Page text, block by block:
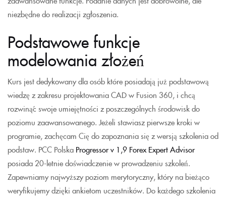
niezbędne do realizacji zgłoszenia.
Podstawowe funkcje
modelowania złożeń
Kurs jest dedykowany dla osób które posiadają już podstawową
wiedzę z zakresu projektowania CAD w Fusion 360, i chcą
rozwinąć swoje umiejętności z poszczególnych środowisk do
poziomu zaawansowanego. Jeżeli stawiasz pierwsze kroki w
programie, zachęcam Cię do zapoznania się z wersją szkolenia od
podstaw. PCC Polska Progressor v 1,9 Forex Expert Advisor
posiada 20-letnie doświadczenie w prowadzeniu szkoleń.
Zapewniamy najwyższy poziom merytoryczny, który na bieżąco
weryfikujemy dzięki ankietom uczestników. Do każdego szkolenia